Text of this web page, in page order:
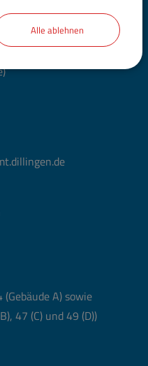
A) sowie
47 (C) und 49 (D))
Alle ablehnen